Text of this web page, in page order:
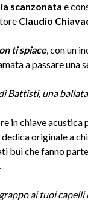
scanzonata e
Claudio
ti spiace, con un
a passare una
Battisti, una
in chiave acustica
dedica originale a
bui che fanno
ai tuoi capelli